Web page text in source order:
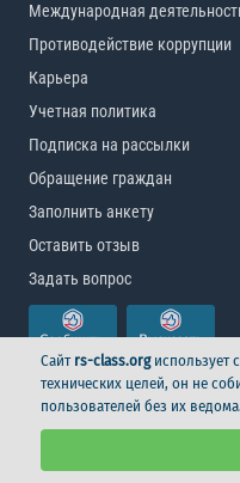
Международная
Противодействие коррупции
Карьера
Учетная политика
Подписка на рассылки
Обращение граждан
Заполнить анкету
Оставить отзыв
Задать вопрос
© Российский морской регистр
Сайт rs-class.orgиспользует
технических целей, он не
пользователей без их ведома.